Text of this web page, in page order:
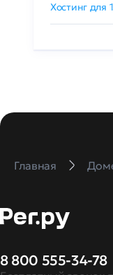
Хостинг для
Главная
8 800 555-34-78